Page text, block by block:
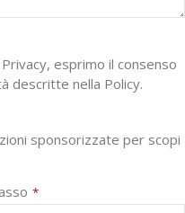
esprimo il consenso
descritte nella Policy.
sponsorizzate per scopi
*